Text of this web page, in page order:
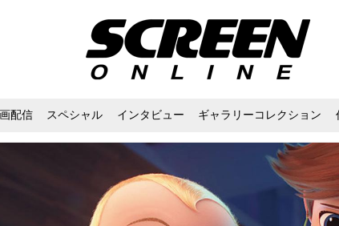
配信 スペシャル インタビュー ギャラリーコレクション